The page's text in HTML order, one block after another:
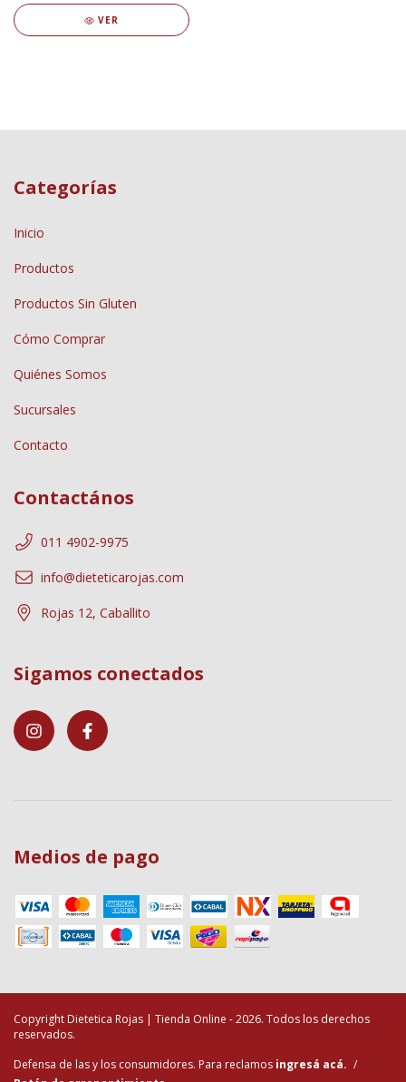
VER
Categorías
Inicio
Productos
Productos Sin Gluten
Cómo Comprar
Quiénes Somos
Sucursales
Contacto
Contactános
011 4902-9975
info@dieteticarojas.com
Rojas 12, Caballito
Sigamos conectados
Medios de pago
Copyright Dietetica Rojas | Tienda Online - 2026. Todos los derechos
reservados.
Defensa de las y los consumidores. Para reclamos ingresá acá. /